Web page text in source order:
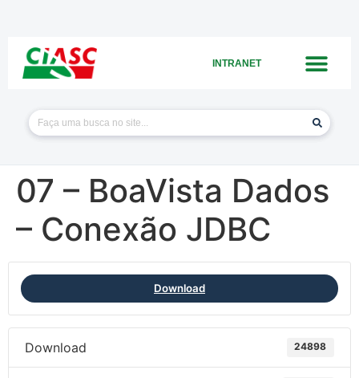
INTRANET
07 – BoaVista Dados
– Conexão JDBC
Download
Download 24898